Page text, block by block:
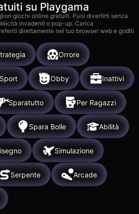
su Playgama
giochi online gratuiti. Puoi divertirti senza
invadenti o pop-up. Carica
direttamente nel tuo browser web e goditi
Orrore
Sport Obby Inattivi
Sparatutto Per Ragazzi
Spara Bolle Abilità
Simulazione
Serpente Arcade